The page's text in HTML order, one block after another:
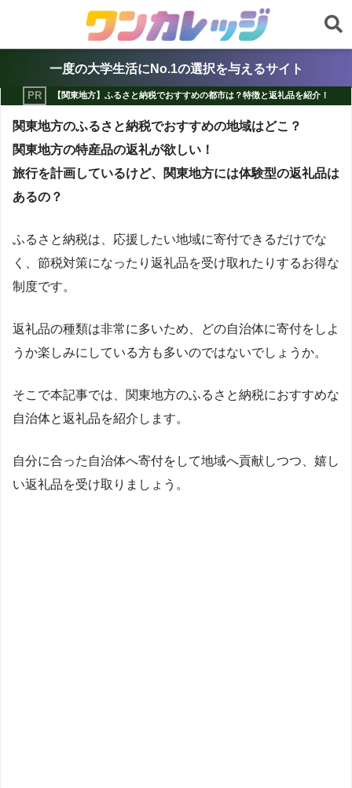
一度の大学生活にNo.1の選択を与えるサイト
【関東地方】ふるさと納税でおすすめの都市は？特徴と返礼品を紹介！
関東地方のふるさと納税でおすすめの地域はどこ？
関東地方の特産品の返礼が欲しい！
旅行を計画しているけど、関東地方には体験型の返礼品は
あるの？
ふるさと納税は、応援したい地域に寄付できるだけでな
く、節税対策になったり返礼品を受け取れたりするお得な
制度です。
返礼品の種類は非常に多いため、どの自治体に寄付をしよ
うか楽しみにしている方も多いのではないでしょうか。
そこで本記事では、関東地方のふるさと納税におすすめな
自治体と返礼品を紹介します。
自分に合った自治体へ寄付をして地域へ貢献しつつ、嬉し
い返礼品を受け取りましょう。